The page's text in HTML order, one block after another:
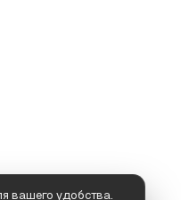
вашего удобства.